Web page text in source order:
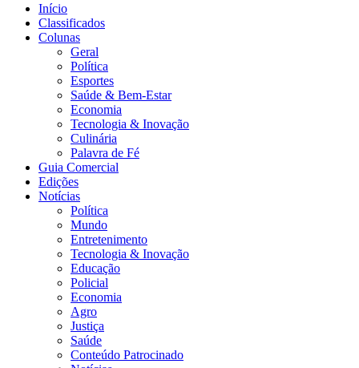
Início
Classificados
Colunas
Geral
Política
Esportes
Saúde & Bem-Estar
Economia
Tecnologia & Inovação
Culinária
Palavra de Fé
Guia Comercial
Edições
Notícias
Política
Mundo
Entretenimento
Tecnologia & Inovação
Educação
Policial
Economia
Agro
Justiça
Saúde
Conteúdo Patrocinado